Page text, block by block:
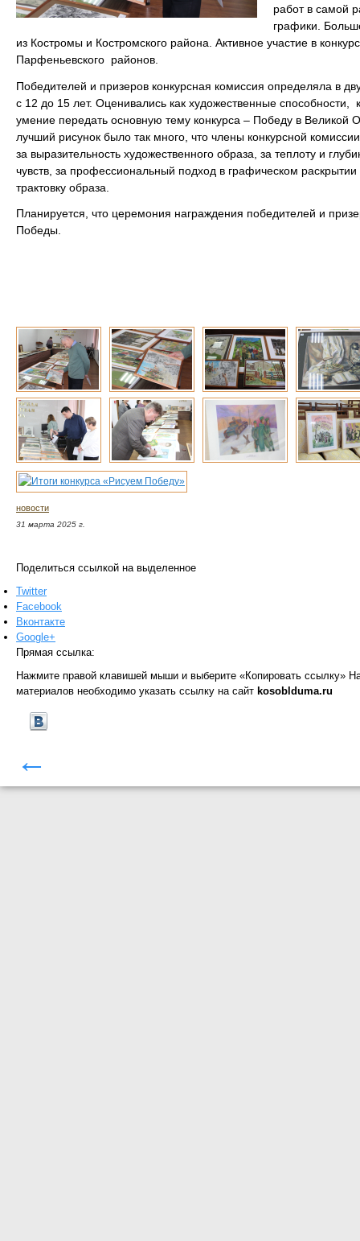
работ в самой
графики.
из Костромы и Костромского района. Активное участие в
Парфеньевского районов.
Победителей и призеров конкурсная комиссия определяла в
с 12 до 15 лет. Оценивались как художественные
умение передать основную тему конкурса – Победу в Великой
лучший рисунок было так много, что члены конкурсной
за выразительность художественного образа, за теплоту и
чувств, за профессиональный подход в графическом
трактовку образа.
Планируется, что церемония награждения победителей и
Победы.
новости
31 марта 2025 г.
Поделиться ссылкой на выделенное
Twitter
Facebook
Вконтакте
Google+
Прямая ссылка:
Нажмите правой клавишей мыши и выберите «Копировать ссылку»
материалов необходимо указать ссылку на сайт kosoblduma.ru
←